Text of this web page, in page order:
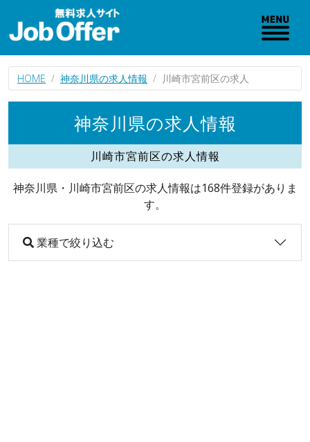
HOME 神奈川県の求人情報 川崎市宮前区の求人
神奈川県の求人情報
川崎市宮前区の求人情報
神奈川県・川崎市宮前区の求人情報は168件登録がありま
す。
業種で絞り込む